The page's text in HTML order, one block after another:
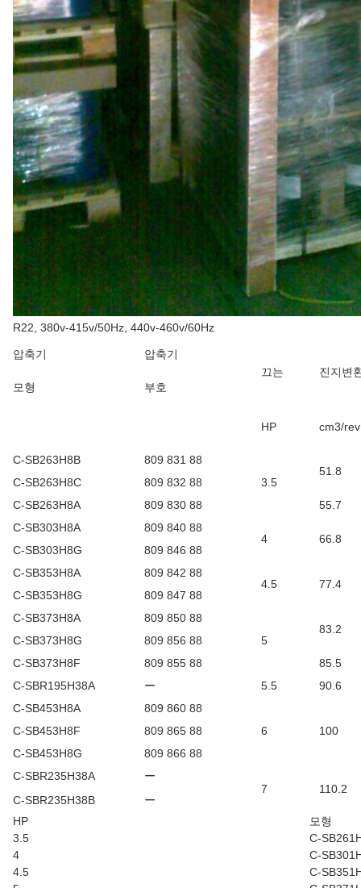
R22, 380v-415v/50Hz, 440v-460v/60Hz
압축기
압축기
끄는
진지변
모형
부호
HP cm3/rev
C-SB263H8B
809 831 88
3.5
51.8
C-SB263H8C
809 832 88
C-SB263H8A
809 830 88
55.7
C-SB303H8A
809 840 88
4
66.8
C-SB303H8G
809 846 88
C-SB353H8A
809 842 88
4.5
77.4
C-SB353H8G
809 847 88
C-SB373H8A
809 850 88
5
83.2
C-SB373H8G
809 856 88
C-SB373H8F
809 855 88
85.5
C-SBR195H38A
ー 5.5
90.6
C-SB453H8A
809 860 88
6
100
C-SB453H8F
809 865 88
C-SB453H8G
809 866 88
C-SBR235H38A
ー
7
110.2
C-SBR235H38B
ー
HP
모형
3.5
C-
4
C-
4.5
C-